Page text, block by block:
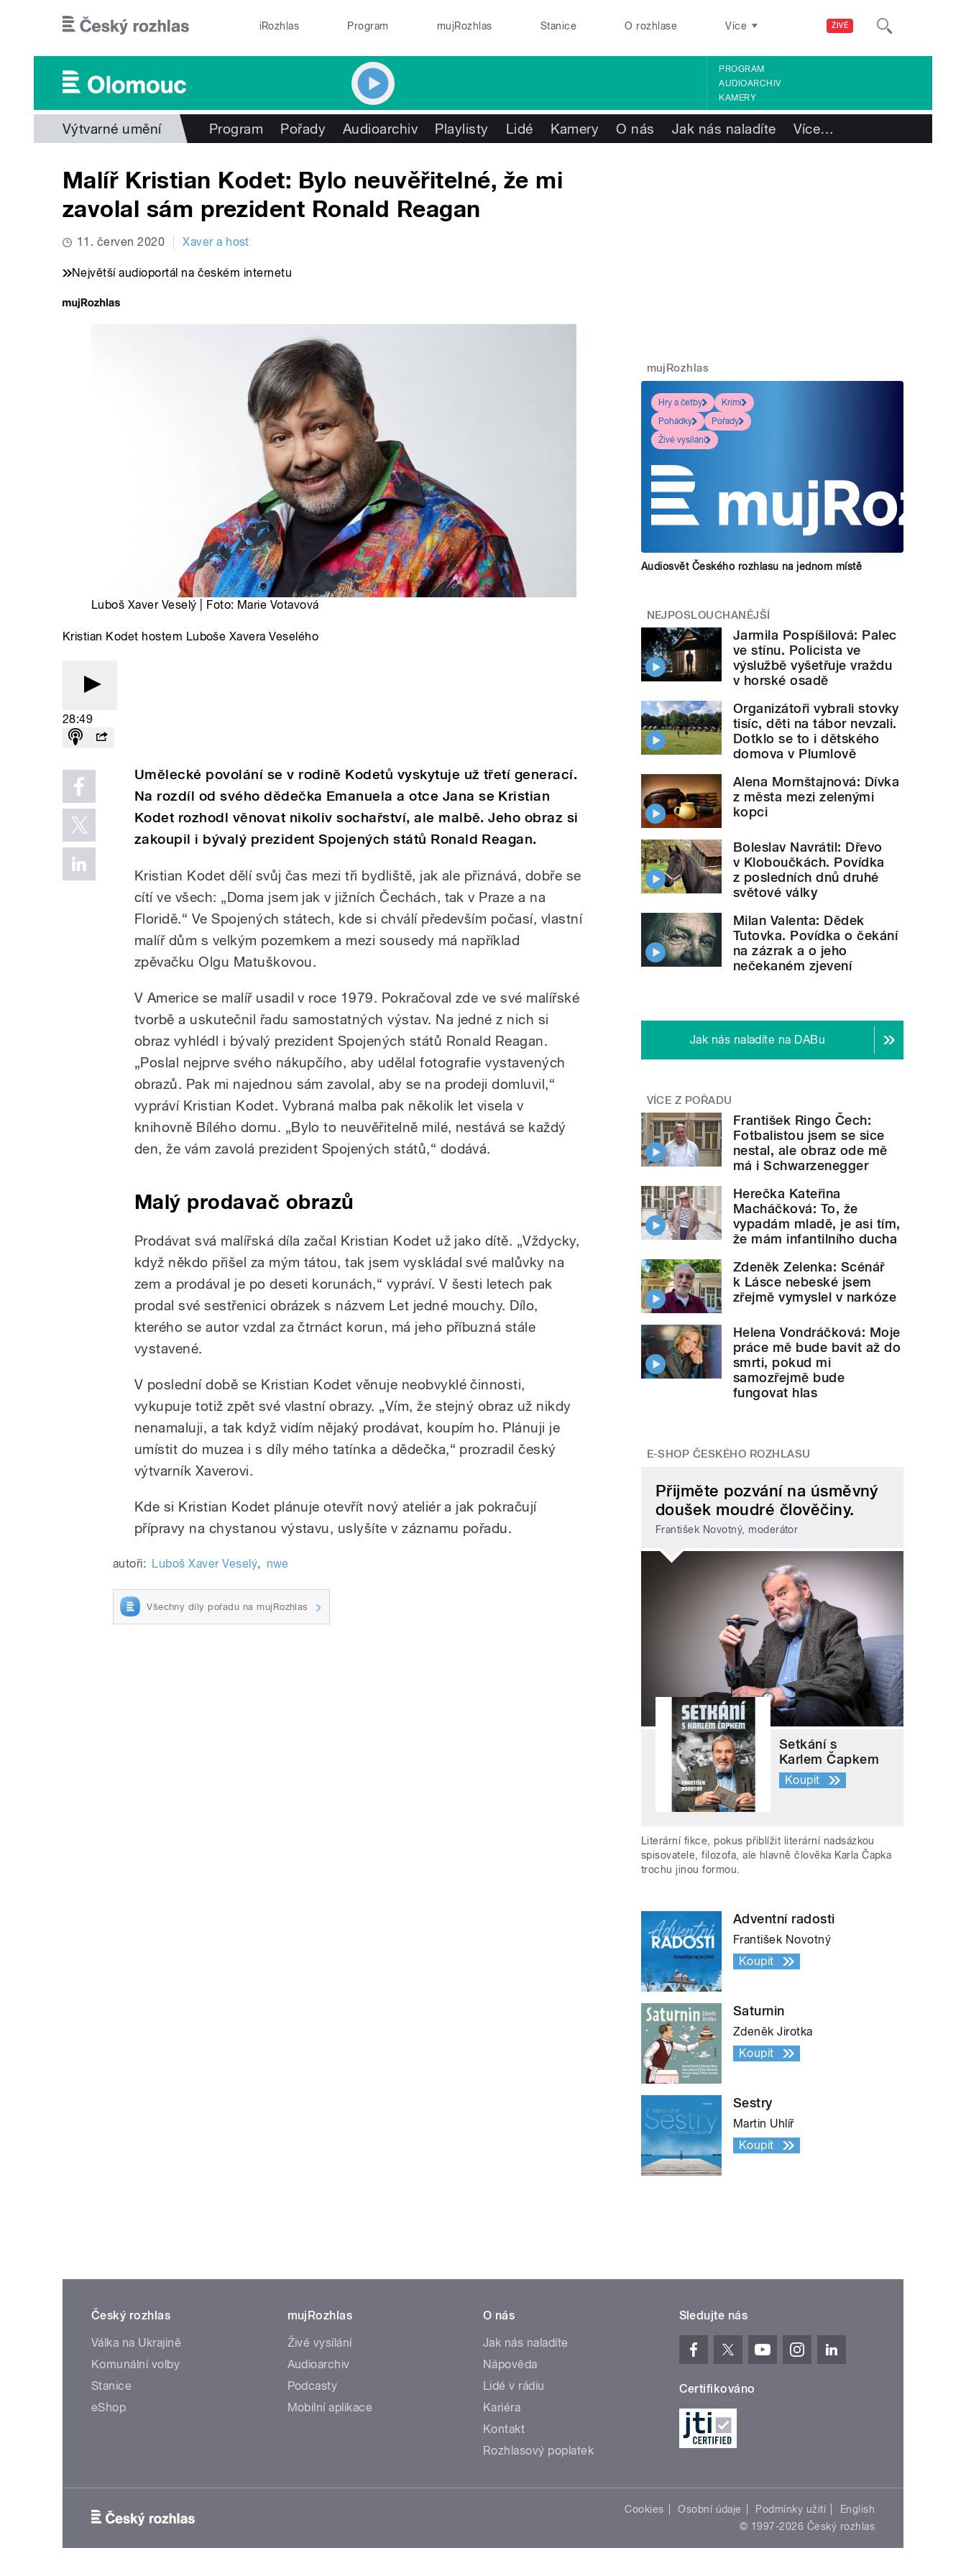
ŽIVĚ
iRozhlas Program mujRozhlas Stanice O rozhlase Více
PROGRAM
AUDIOARCHIV
KAMERY
Výtvarné umění Program Pořady Audioarchiv Playlisty Lidé Kamery O nás Jak nás naladíte Více…
Malíř Kristian Kodet: Bylo neuvěřitelné, že mi
zavolal sám prezident Ronald Reagan
11. červen 2020 Xaver a host
Největší audioportál na českém internetu
Luboš Xaver Veselý | Foto: Marie Votavová
Kristian Kodet hostem Luboše Xavera Veselého
28:49
Umělecké povolání se v rodině Kodetů vyskytuje už třetí generací.
Na rozdíl od svého dědečka Emanuela a otce Jana se Kristian
Kodet rozhodl věnovat nikoliv sochařství, ale malbě. Jeho obraz si
zakoupil i bývalý prezident Spojených států Ronald Reagan.
Kristian Kodet dělí svůj čas mezi tři bydliště, jak ale přiznává, dobře se
cítí ve všech: „Doma jsem jak v jižních Čechách, tak v Praze a na
Floridě.“ Ve Spojených státech, kde si chválí především počasí, vlastní
malíř dům s velkým pozemkem a mezi sousedy má například
zpěvačku Olgu Matuškovou.
V Americe se malíř usadil v roce 1979. Pokračoval zde ve své malířské
tvorbě a uskutečnil řadu samostatných výstav. Na jedné z nich si
obraz vyhlédl i bývalý prezident Spojených států Ronald Reagan.
„Poslal nejprve svého nákupčího, aby udělal fotografie vystavených
obrazů. Pak mi najednou sám zavolal, aby se na prodeji domluvil,“
vypráví Kristian Kodet. Vybraná malba pak několik let visela v
knihovně Bílého domu. „Bylo to neuvěřitelně milé, nestává se každý
den, že vám zavolá prezident Spojených států,“ dodává.
Malý prodavač obrazů
Prodávat svá malířská díla začal Kristian Kodet už jako dítě. „Vždycky,
když někdo přišel za mým tátou, tak jsem vyskládal své malůvky na
zem a prodával je po deseti korunách,“ vypráví. V šesti letech pak
prodal své sestřenici obrázek s názvem Let jedné mouchy. Dílo,
kterého se autor vzdal za čtrnáct korun, má jeho příbuzná stále
vystavené.
V poslední době se Kristian Kodet věnuje neobvyklé činnosti,
vykupuje totiž zpět své vlastní obrazy. „Vím, že stejný obraz už nikdy
nenamaluji, a tak když vidím nějaký prodávat, koupím ho. Plánuji je
umístit do muzea i s díly mého tatínka a dědečka,“ prozradil český
výtvarník Xaverovi.
Kde si Kristian Kodet plánuje otevřít nový ateliér a jak pokračují
přípravy na chystanou výstavu, uslyšíte v záznamu pořadu.
autoři: Luboš Xaver Veselý, nwe
Všechny díly pořadu na mujRozhlas
mujRozhlas
Hry a četby
Krimi
Pohádky
Pořady
Živé vysílání
Audiosvět Českého rozhlasu na jednom místě
NEJPOSLOUCHANĚJŠÍ
Jarmila Pospíšilová: Palec
ve stínu. Policista ve
výslužbě vyšetřuje vraždu
v horské osadě
Organizátoři vybrali stovky
tisíc, děti na tábor nevzali.
Dotklo se to i dětského
domova v Plumlově
Alena Mornštajnová: Dívka
z města mezi zelenými
kopci
Boleslav Navrátil: Dřevo
v Kloboučkách. Povídka
z posledních dnů druhé
světové války
Milan Valenta: Dědek
Tutovka. Povídka o čekání
na zázrak a o jeho
nečekaném zjevení
Jak nás naladíte na DABu
VÍCE Z POŘADU
František Ringo Čech:
Fotbalistou jsem se sice
nestal, ale obraz ode mě
má i Schwarzenegger
Herečka Kateřina
Macháčková: To, že
vypadám mladě, je asi tím,
že mám infantilního ducha
Zdeněk Zelenka: Scénář
k Lásce nebeské jsem
zřejmě vymyslel v narkóze
Helena Vondráčková: Moje
práce mě bude bavit až do
smrti, pokud mi
samozřejmě bude
fungovat hlas
E-SHOP ČESKÉHO ROZHLASU
Přijměte pozvání na úsměvný
doušek moudré člověčiny.
František Novotný, moderátor
Setkání s
Karlem Čapkem
Koupit
Literární fikce, pokus přiblížit literární nadsázkou
spisovatele, filozofa, ale hlavně člověka Karla Čapka
trochu jinou formou.
Adventní radosti
František Novotný
Koupit
Saturnin
Zdeněk Jirotka
Koupit
Sestry
Martin Uhlíř
Koupit
Český rozhlas
Válka na Ukrajině
Komunální volby
Stanice
eShop
mujRozhlas
Živé vysílání
Audioarchiv
Podcasty
Mobilní aplikace
O nás
Jak nás naladíte
Nápověda
Lidé v rádiu
Kariéra
Kontakt
Rozhlasový poplatek
Sledujte nás
Certifikováno
Cookies Osobní údaje Podmínky užití
English
© 1997-2026 Český rozhlas